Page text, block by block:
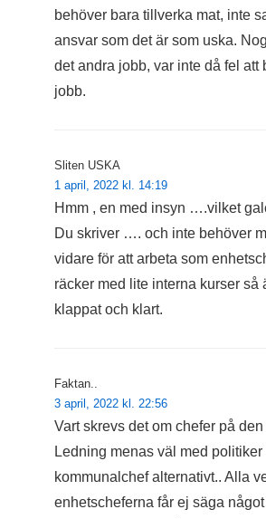
behöver bara tillverka mat, inte
ansvar som det är som uska.
det andra jobb, var inte då fel att
jobb.
Sliten USKA
1 april, 2022 kl. 14:19
Hmm , en med insyn ….vilket
Du skriver …. och inte behöver
vidare för att arbeta som
räcker med lite interna kurser så
klappat och klart.
Faktan..
3 april, 2022 kl. 22:56
Vart skrevs det om chefer på
Ledning menas väl med politiker
kommunalchef alternativt.. Alla
enhetscheferna får ej säga